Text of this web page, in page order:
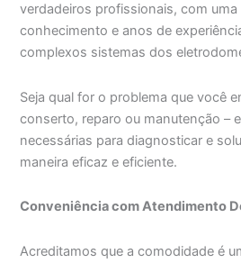
verdadeiros profissionais, com
conhecimento e anos de
complexos sistemas dos
Seja qual for o problema que você
conserto, reparo ou manutenção –
necessárias para diagnosticar e
maneira eficaz e eficiente.
Conveniência com Atendimento
Acreditamos que a comodidade é